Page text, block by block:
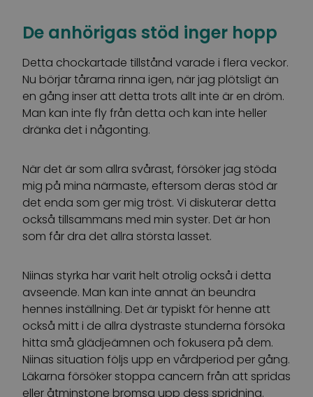
De anhörigas stöd inger hopp
Detta chockartade tillstånd varade i flera veckor.
Nu börjar tårarna rinna igen, när jag plötsligt än
en gång inser att detta trots allt inte är en dröm.
Man kan inte fly från detta och kan inte heller
dränka det i någonting.
När det är som allra svårast, försöker jag stöda
mig på mina närmaste, eftersom deras stöd är
det enda som ger mig tröst. Vi diskuterar detta
också tillsammans med min syster. Det är hon
som får dra det allra största lasset.
Niinas styrka har varit helt otrolig också i detta
avseende. Man kan inte annat än beundra
hennes inställning. Det är typiskt för henne att
också mitt i de allra dystraste stunderna försöka
hitta små glädjeämnen och fokusera på dem.
Niinas situation följs upp en vårdperiod per gång.
Läkarna försöker stoppa cancern från att spridas
eller åtminstone bromsa upp dess spridning.